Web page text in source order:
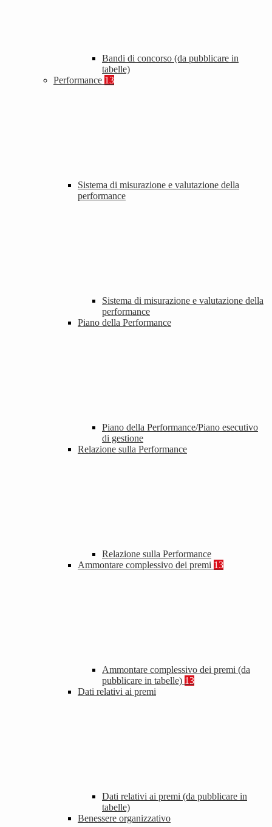
Bandi di concorso (da pubblicare in
tabelle)
Performance 13
Sistema di misurazione e valutazione della
performance
Sistema di misurazione e valutazione della
performance
Piano della Performance
Piano della Performance/Piano esecutivo
di gestione
Relazione sulla Performance
Relazione sulla Performance
Ammontare complessivo dei premi 13
Ammontare complessivo dei premi (da
pubblicare in tabelle) 13
Dati relativi ai premi
Dati relativi ai premi (da pubblicare in
tabelle)
Benessere organizzativo